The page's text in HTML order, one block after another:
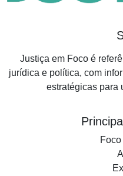
Justiça em Foco é
jurídica e política, com
estratégicas para